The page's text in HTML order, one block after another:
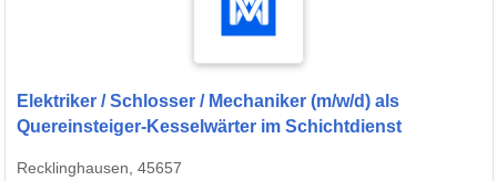
Elektriker / Schlosser / Mechaniker (m/w/d) als
Quereinsteiger-Kesselwärter im Schichtdienst
Recklinghausen, 45657